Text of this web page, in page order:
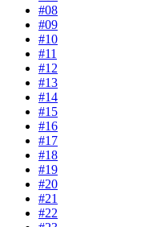
#08
#09
#10
#11
#12
#13
#14
#15
#16
#17
#18
#19
#20
#21
#22